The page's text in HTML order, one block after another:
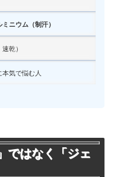
ニウム（制汗）
乾）
気で悩む人
ではなく「ジェ